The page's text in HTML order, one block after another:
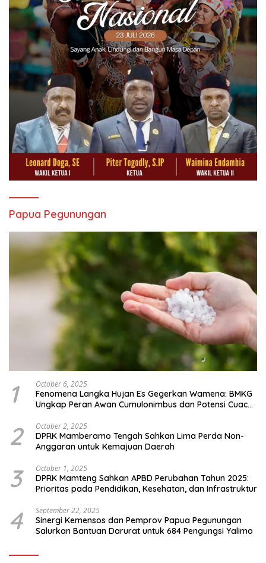
Papua Pegunungan
1 October 6, 2025
Fenomena Langka Hujan Es Gegerkan Wamena: BMKG
Ungkap Peran Awan Cumulonimbus dan Potensi Cuaca
2 October 2, 2025
DPRK Mamberamo Tengah Sahkan Lima Perda Non-
Anggaran untuk Kemajuan Daerah
3 October 1, 2025
DPRK Mamteng Sahkan APBD Perubahan Tahun 2025:
Prioritas pada Pendidikan, Kesehatan, dan Infrastruktur
4 September 22, 2025
Sinergi Kemensos dan Pemprov Papua Pegunungan
Salurkan Bantuan Darurat untuk 684 Pengungsi Yalimo